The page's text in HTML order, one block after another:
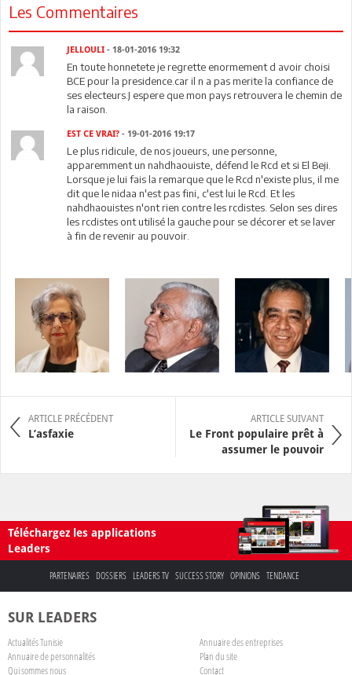
Les Commentaires
JELLOULI - 18-01-2016 19:32
En toute honnetete je regrette enormement d avoir choisi
BCE pour la presidence.car il n a pas merite la confiance de
ses electeurs.J espere que mon pays retrouvera le chemin de
la raison.
EST CE VRAI? - 19-01-2016 19:17
Le plus ridicule, de nos joueurs, une personne,
apparemment un nahdhaouiste, défend le Rcd et si El Beji.
Lorsque je lui fais la remarque que le Rcd n'existe plus, il me
dit que le nidaa n'est pas fini, c'est lui le Rcd. Et les
nahdhaouistes n'ont rien contre les rcdistes. Selon ses dires
les rcdistes ont utilisé la gauche pour se décorer et se laver
à fin de revenir au pouvoir.
ARTICLE PRÉCÉDENT
L’asfaxie
ARTICLE SUIVANT
Le Front populaire prêt à
assumer le pouvoir
Téléchargez les applications
Leaders
PARTENAIRES DOSSIERS LEADERS TV SUCCESS STORY OPINIONS TENDANCE
SUR LEADERS
Actualités Tunisie
Annuaire des entreprises
Annuaire de personnalités
Plan du site
Qui sommes nous
Contact